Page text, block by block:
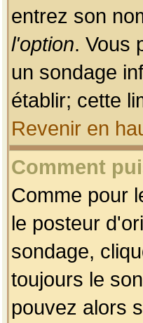
entrez son
l'option. Vous
un sondage
établir; cette
Revenir en
Comment
Comme pour
le posteur
sondage,
toujours le
pouvez alors